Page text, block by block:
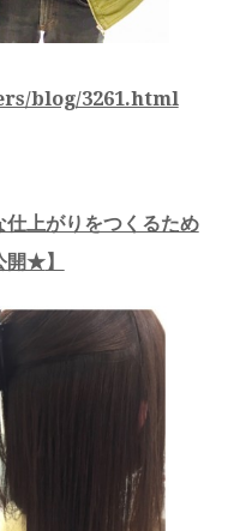
blog/3261.html
上がりをつくるため
開★】